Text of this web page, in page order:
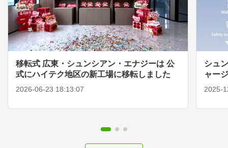
移転式 広東・シュンシアン・エナジーは 公
式にハイテク地区の新工場に移転しました
2026-06-23 18:13:07
シュ
ャー
能性
2025-